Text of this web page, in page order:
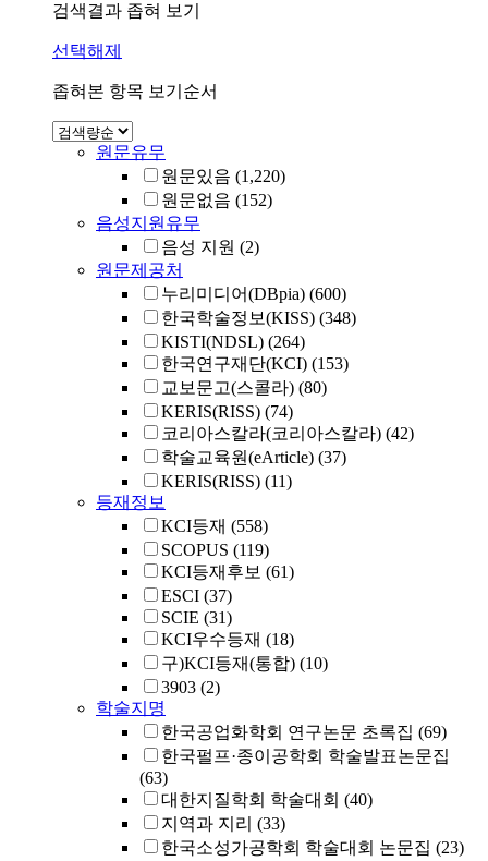
검색결과 좁혀 보기
선택해제
좁혀본 항목 보기순서
원문유무
원문있음 (1,220)
원문없음 (152)
음성지원유무
음성 지원 (2)
원문제공처
누리미디어(DBpia) (600)
한국학술정보(KISS) (348)
KISTI(NDSL) (264)
한국연구재단(KCI) (153)
교보문고(스콜라) (80)
KERIS(RISS) (74)
코리아스칼라(코리아스칼라) (42)
학술교육원(eArticle) (37)
KERIS(RISS) (11)
등재정보
KCI등재 (558)
SCOPUS (119)
KCI등재후보 (61)
ESCI (37)
SCIE (31)
KCI우수등재 (18)
구)KCI등재(통합) (10)
3903 (2)
학술지명
한국공업화학회 연구논문 초록집 (69)
한국펄프·종이공학회 학술발표논문집
(63)
대한지질학회 학술대회 (40)
지역과 지리 (33)
한국소성가공학회 학술대회 논문집 (23)